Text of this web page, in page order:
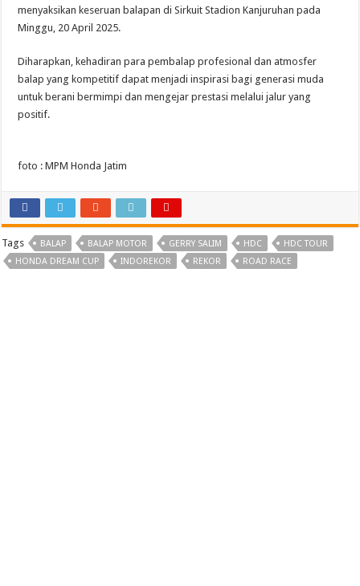
menyaksikan keseruan balapan di Sirkuit Stadion Kanjuruhan pada
Minggu, 20 April 2025.
Diharapkan, kehadiran para pembalap profesional dan atmosfer
balap yang kompetitif dapat menjadi inspirasi bagi generasi muda
untuk berani bermimpi dan mengejar prestasi melalui jalur yang
positif.
foto : MPM Honda Jatim
Tags BALAP BALAP MOTOR GERRY SALIM HDC
HDC TOUR
HONDA DREAM CUP
INDOREKOR REKOR ROAD RACE